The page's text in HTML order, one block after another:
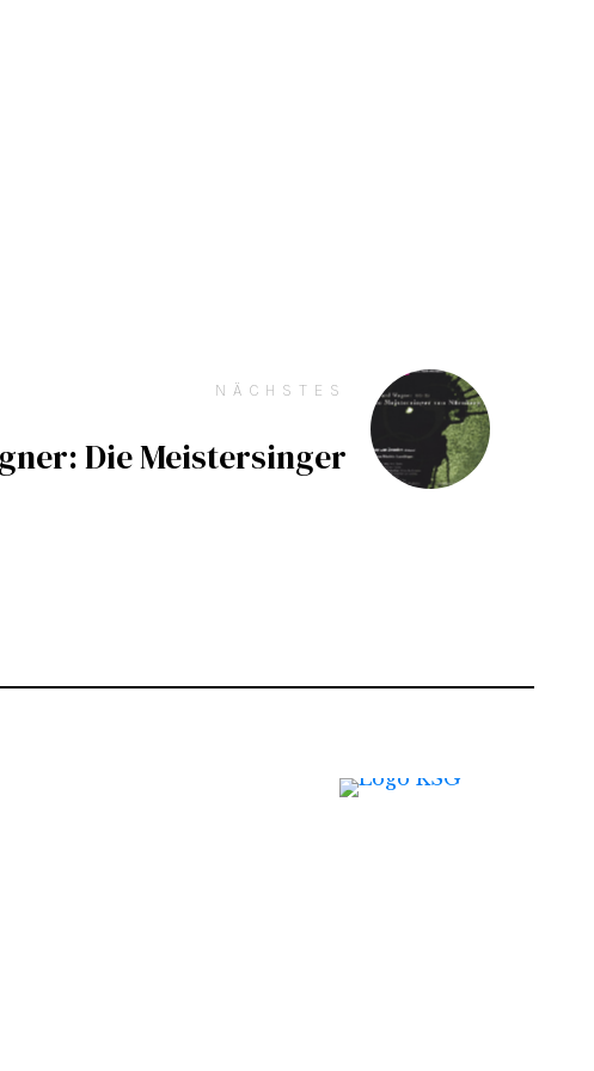
NÄCHSTES
Die Meistersinger